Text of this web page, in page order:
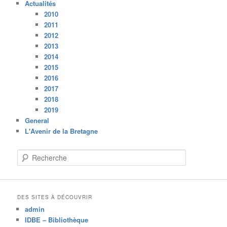
Actualités
2010
2011
2012
2013
2014
2015
2016
2017
2018
2019
General
L'Avenir de la Bretagne
e
c
h
DES SITES À DÉCOUVRIR
admin
IDBE – Bibliothèque